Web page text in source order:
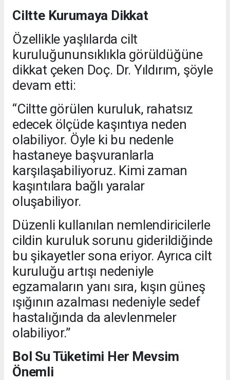
Ciltte Kurumaya Dikkat
Özellikle yaşlılarda cilt
kuruluğununsıklıkla görüldüğüne
dikkat çeken Doç. Dr. Yıldırım, şöyle
devam etti:
“Ciltte görülen kuruluk, rahatsız
edecek ölçüde kaşıntıya neden
olabiliyor. Öyle ki bu nedenle
hastaneye başvuranlarla
karşılaşabiliyoruz. Kimi zaman
kaşıntılara bağlı yaralar
oluşabiliyor.
Düzenli kullanılan nemlendiricilerle
cildin kuruluk sorunu giderildiğinde
bu şikayetler sona eriyor. Ayrıca cilt
kuruluğu artışı nedeniyle
egzamaların yanı sıra, kışın güneş
ışığının azalması nedeniyle sedef
hastalığında da alevlenmeler
olabiliyor.”
Bol Su Tüketimi Her Mevsim
Önemli